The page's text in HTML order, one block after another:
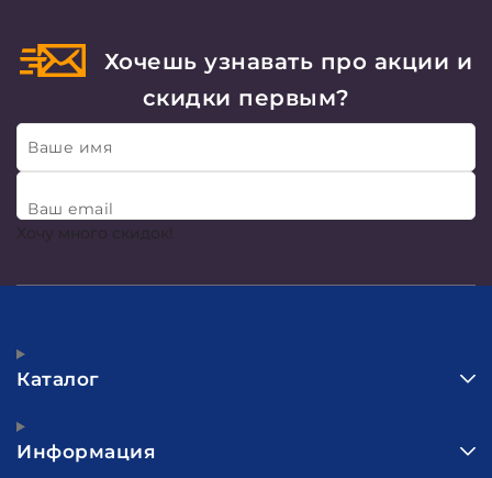
Хочешь узнавать про акции и
скидки первым?
Ваше имя
Ваш email
Хочу много скидок!
Каталог
Информация